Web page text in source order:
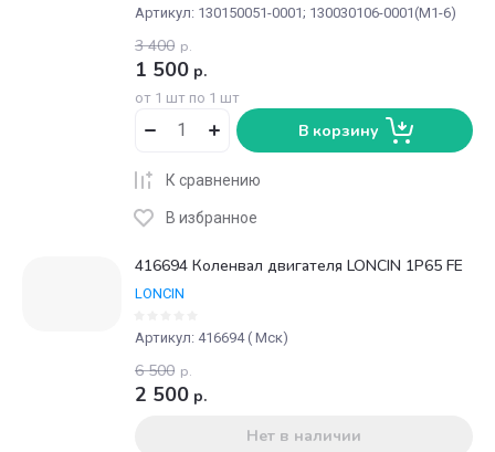
Артикул: 130150051-0001; 130030106-0001(М1-6)
3 400 р.
1 500 р.
от 1 шт по 1 шт
В корзину
К сравнению
В избранное
416694 Коленвал двигателя LONCIN 1P65 FE
LONCIN
Артикул: 416694 ( Мск)
6 500 р.
2 500 р.
Нет в наличии